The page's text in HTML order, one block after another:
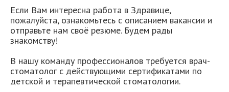
Если Вам интересна работа в Здравице,
пожалуйста, ознакомьтесь с описанием вакансии и
отправьте нам своё резюме. Будем рады
знакомству!
В нашу команду профессионалов требуется врач-
стоматолог с действующими сертификатами по
детской и терапевтической стоматологии.